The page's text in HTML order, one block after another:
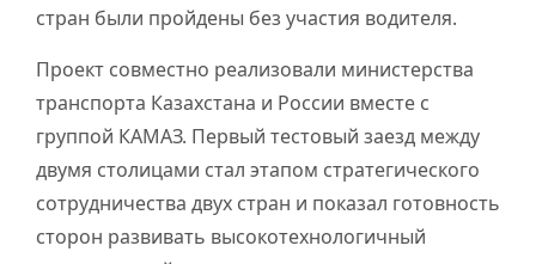
стран были пройдены без участия водителя.
Проект совместно реализовали министерства
транспорта Казахстана и России вместе с
группой КАМАЗ. Первый тестовый заезд между
двумя столицами стал этапом стратегического
сотрудничества двух стран и показал готовность
сторон развивать высокотехнологичный